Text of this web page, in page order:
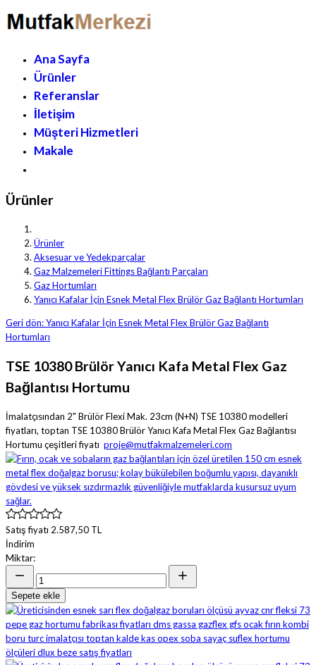
Ana Sayfa
Ürünler
Referanslar
İletişim
Müşteri Hizmetleri
Makale
Ürünler
Ürünler
Aksesuar ve Yedekparçalar
Gaz Malzemeleri Fittings Bağlantı Parçaları
Gaz Hortumları
Yanıcı Kafalar İçin Esnek Metal Flex Brülör Gaz Bağlantı Hortumları
Geri dön: Yanıcı Kafalar İçin Esnek Metal Flex Brülör Gaz Bağlantı
Hortumları
TSE 10380 Brülör Yanıcı Kafa Metal Flex Gaz
Bağlantısı Hortumu
İmalatçısından 2" Brülör Flexi Mak. 23cm (N+N) TSE 10380 modelleri
fiyatları, toptan TSE 10380 Brülör Yanıcı Kafa Metal Flex Gaz Bağlantısı
Hortumu çeşitleri fiyatı proje@mutfakmalzemeleri.com
Satış fiyatı 2.587,50 TL
İndirim
Miktar:
Sepete ekle